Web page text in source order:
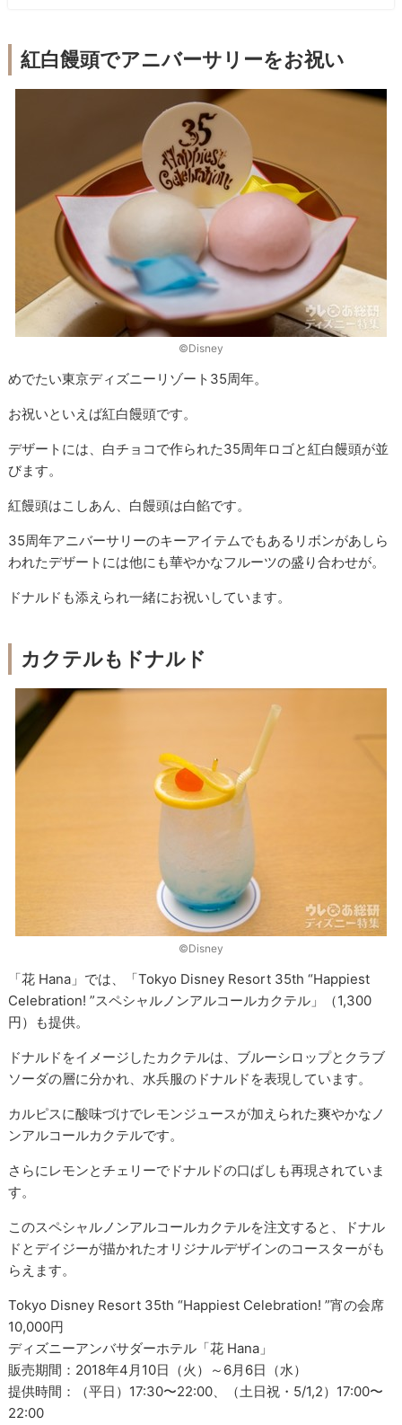
紅白饅頭でアニバーサリーをお祝い
©︎Disney
めでたい東京ディズニーリゾート35周年。
お祝いといえば紅白饅頭です。
デザートには、白チョコで作られた35周年ロゴと紅白饅頭が並
びます。
紅饅頭はこしあん、白饅頭は白餡です。
35周年アニバーサリーのキーアイテムでもあるリボンがあしら
われたデザートには他にも華やかなフルーツの盛り合わせが。
ドナルドも添えられ一緒にお祝いしています。
カクテルもドナルド
©︎Disney
「花 Hana」では、「Tokyo Disney Resort 35th “Happiest
Celebration! ”スペシャルノンアルコールカクテル」（1,300
円）も提供。
ドナルドをイメージしたカクテルは、ブルーシロップとクラブ
ソーダの層に分かれ、水兵服のドナルドを表現しています。
カルピスに酸味づけでレモンジュースが加えられた爽やかなノ
ンアルコールカクテルです。
さらにレモンとチェリーでドナルドの口ばしも再現されていま
す。
このスペシャルノンアルコールカクテルを注文すると、ドナル
ドとデイジーが描かれたオリジナルデザインのコースターがも
らえます。
Tokyo Disney Resort 35th “Happiest Celebration! ”宵の会席
10,000円
ディズニーアンバサダーホテル「花 Hana」
販売期間：2018年4月10日（火）～6月6日（水）
提供時間：（平日）17:30〜22:00、（土日祝・5/1,2）17:00〜
22:00